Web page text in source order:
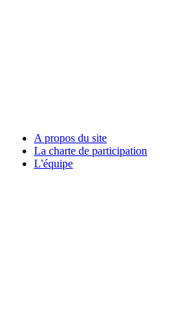
A propos du site
La charte de participation
L'équipe